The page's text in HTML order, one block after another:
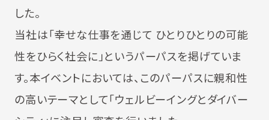
した。
当社は「幸せな仕事を通じて ひとりひとりの可能
性をひらく社会に」というパーパスを掲げていま
す。本イベントにおいては、このパーパスに親和性
の高いテーマとして「ウェルビーイングとダイバー